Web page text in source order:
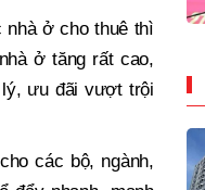
nhà ở cho thuê thì
ở tăng rất cao,
lý, ưu đãi vượt trội
các bộ, ngành,